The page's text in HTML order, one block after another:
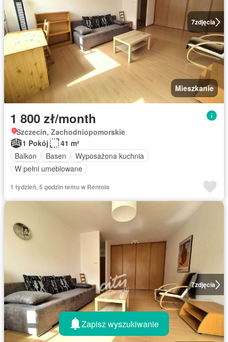
7zdjęcia
Mieszkanie
1 800 zł/month
Szczecin, Zachodniopomorskie
1 Pokój
41 m²
Balkon
Basen
Wyposażona kuchnia
W pełni umeblowane
1 tydzień, 5 godzin temu w Rentola
7zdjęcia
Zapisz wyszukiwanie